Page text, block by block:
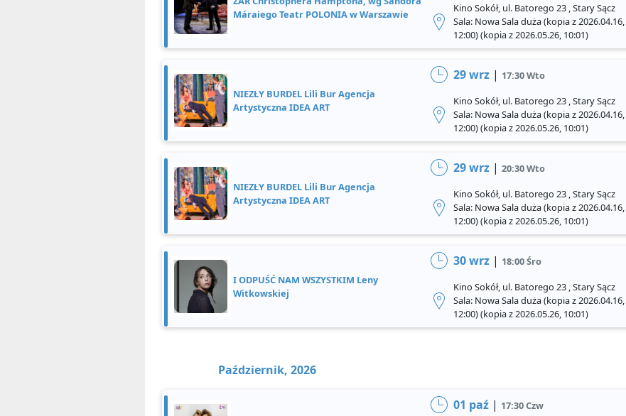
Máraiego Teatr POLONIA w Warszawie
Kino Sokół, ul. Batorego 23 , Stary Sącz
Sala: Nowa Sala duża (kopia z 2026.04.16,
12:00) (kopia z 2026.05.26, 10:01)
NIEZŁY BURDEL Lili Bur Agencja
Artystyczna IDEA ART
29 wrz | 17:30 Wto
Kino Sokół, ul. Batorego 23 , Stary Sącz
Sala: Nowa Sala duża (kopia z 2026.04.16,
12:00) (kopia z 2026.05.26, 10:01)
NIEZŁY BURDEL Lili Bur Agencja
Artystyczna IDEA ART
29 wrz |20:30 Wto
Kino Sokół, ul. Batorego 23 , Stary Sącz
Sala: Nowa Sala duża (kopia z 2026.04.16,
12:00) (kopia z 2026.05.26, 10:01)
I ODPUŚĆ NAM WSZYSTKIM Leny
Witkowskiej
30 wrz | 18:00 Śro
Kino Sokół, ul. Batorego 23 , Stary Sącz
Sala: Nowa Sala duża (kopia z 2026.04.16,
12:00) (kopia z 2026.05.26, 10:01)
Październik, 2026
01 paź | 17:30 Czw